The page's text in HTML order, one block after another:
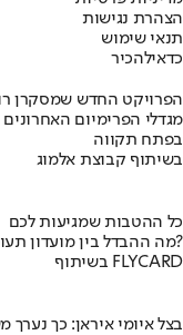
הצהרת נגישות
תנאי שימוש
כדאילהכיר
הפרויקט החדש שמסקרן
בפתח תקווה
בשיתוף קבוצת אלמוג
כל ההטבות שמגיעות לכם
מה ההבדל בין מועדון תעופה וכרטיס אשראי?
בשיתוף FLYCARD
בצל איומי איראן: כך נערך